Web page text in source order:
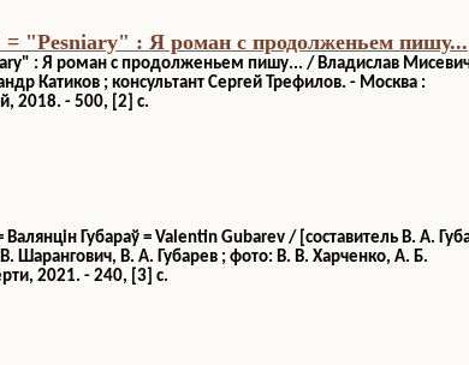
"Pesniary" : Я роман с продолженьем пишу...
: Я роман с продолженьем пишу... / Владислав
Катиков ; консультант Сергей Трефилов. - Москва :
2018. - 500, [2] с.
Губараў = Valentin Gubarev / [составитель В. А.
Шарангович, В. А. Губарев ; фото: В. В. Харченко, А. Б.
2021. - 240, [3] с.